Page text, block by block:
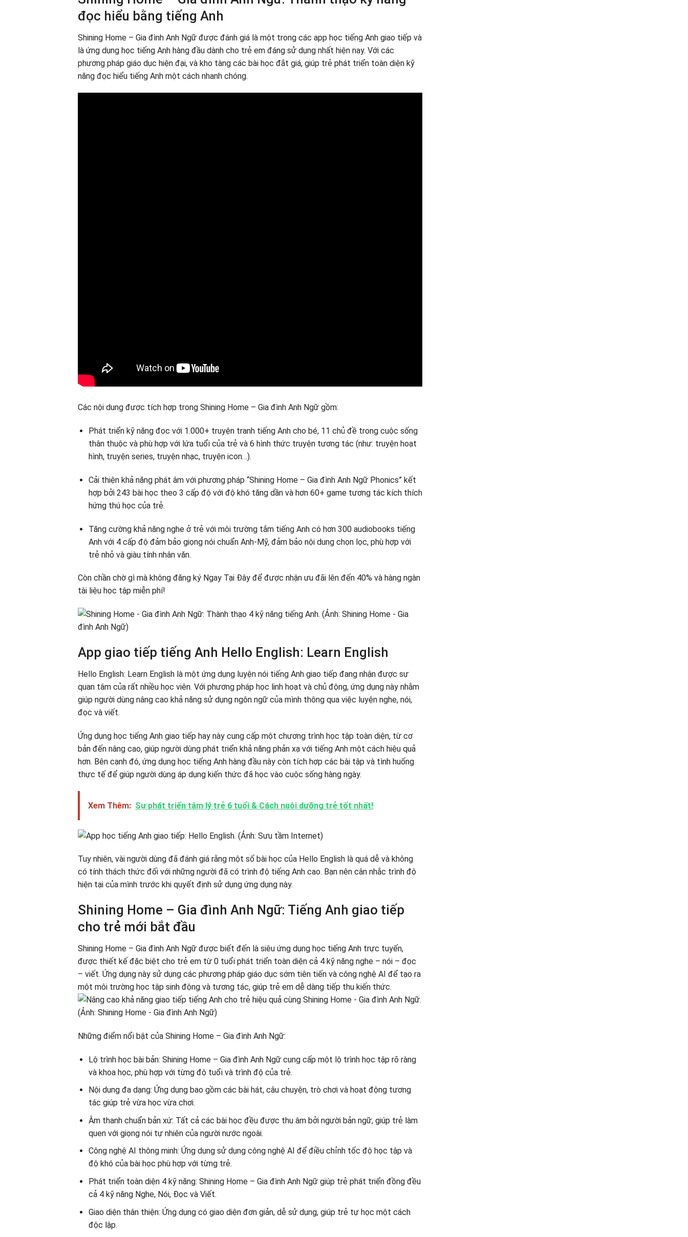
đọc hiểu bằng tiếng Anh
Shining Home – Gia đình Anh Ngữ được đánh giá là một trong các app học tiếng Anh giao tiếp và
là ứng dụng học tiếng Anh hàng đầu dành cho trẻ em đáng sử dụng nhất hiện nay. Với các
phương pháp giáo dục hiện đại, và kho tàng các bài học đắt giá, giúp trẻ phát triển toàn diện kỹ
năng đọc hiểu tiếng Anh một cách nhanh chóng.
Các nội dung được tích hợp trong Shining Home – Gia đình Anh Ngữ gồm:
Phát triển kỹ năng đọc với 1.000+ truyện tranh tiếng Anh cho bé, 11 chủ đề trong cuộc sống
thân thuộc và phù hợp với lứa tuổi của trẻ và 6 hình thức truyện tương tác (như: truyện hoạt
hình, truyện series, truyện nhạc, truyện icon…).
Cải thiện khả năng phát âm với phương pháp “Shining Home – Gia đình Anh Ngữ Phonics” kết
hợp bởi 243 bài học theo 3 cấp độ với độ khó tăng dần và hơn 60+ game tương tác kích thích
hứng thú học của trẻ.
Tăng cường khả năng nghe ở trẻ với môi trường tắm tiếng Anh có hơn 300 audiobooks tiếng
Anh với 4 cấp độ đảm bảo giọng nói chuẩn Anh-Mỹ, đảm bảo nội dung chọn lọc, phù hợp với
trẻ nhỏ và giàu tính nhân văn.
Còn chần chờ gì mà không đăng ký Ngay Tại Đây để được nhận ưu đãi lên đến 40% và hàng ngàn
tài liệu học tập miễn phí!
App giao tiếp tiếng Anh Hello English: Learn English
Hello English: Learn English là một ứng dụng luyện nói tiếng Anh giao tiếp đang nhận được sự
quan tâm của rất nhiều học viên. Với phương pháp học linh hoạt và chủ động, ứng dụng này nhằm
giúp người dùng nâng cao khả năng sử dụng ngôn ngữ của mình thông qua việc luyện nghe, nói,
đọc và viết.
Ứng dụng học tiếng Anh giao tiếp hay này cung cấp một chương trình học tập toàn diện, từ cơ
bản đến nâng cao, giúp người dùng phát triển khả năng phản xạ với tiếng Anh một cách hiệu quả
hơn. Bên cạnh đó, ứng dụng học tiếng Anh hàng đầu này còn tích hợp các bài tập và tình huống
thực tế để giúp người dùng áp dụng kiến thức đã học vào cuộc sống hàng ngày.
Xem Thêm: Sự phát triển tâm lý trẻ 6 tuổi & Cách nuôi dưỡng trẻ tốt nhất!
Tuy nhiên, vài người dùng đã đánh giá rằng một số bài học của Hello English là quá dễ và không
có tính thách thức đối với những người đã có trình độ tiếng Anh cao. Bạn nên cân nhắc trình độ
hiện tại của mình trước khi quyết định sử dụng ứng dụng này.
Shining Home – Gia đình Anh Ngữ: Tiếng Anh giao tiếp
cho trẻ mới bắt đầu
Shining Home – Gia đình Anh Ngữ được biết đến là siêu ứng dụng học tiếng Anh trực tuyến,
được thiết kế đặc biệt cho trẻ em từ 0 tuổi phát triển toàn diện cả 4 kỹ năng nghe – nói – đọc
– viết. Ứng dụng này sử dụng các phương pháp giáo dục sớm tiên tiến và công nghệ AI để tạo ra
một môi trường học tập sinh động và tương tác, giúp trẻ em dễ dàng tiếp thu kiến thức.
Những điểm nổi bật của Shining Home – Gia đình Anh Ngữ:
Lộ trình học bài bản: Shining Home – Gia đình Anh Ngữ cung cấp một lộ trình học tập rõ ràng
và khoa học, phù hợp với từng độ tuổi và trình độ của trẻ.
Nội dung đa dạng: Ứng dụng bao gồm các bài hát, câu chuyện, trò chơi và hoạt động tương
tác giúp trẻ vừa học vừa chơi.
Âm thanh chuẩn bản xứ: Tất cả các bài học đều được thu âm bởi người bản ngữ, giúp trẻ làm
quen với giọng nói tự nhiên của người nước ngoài.
Công nghệ AI thông minh: Ứng dụng sử dụng công nghệ AI để điều chỉnh tốc độ học tập và
độ khó của bài học phù hợp với từng trẻ.
Phát triển toàn diện 4 kỹ năng: Shining Home – Gia đình Anh Ngữ giúp trẻ phát triển đồng đều
cả 4 kỹ năng Nghe, Nói, Đọc và Viết.
Giao diện thân thiện: Ứng dụng có giao diện đơn giản, dễ sử dụng, giúp trẻ tự học một cách
độc lập.